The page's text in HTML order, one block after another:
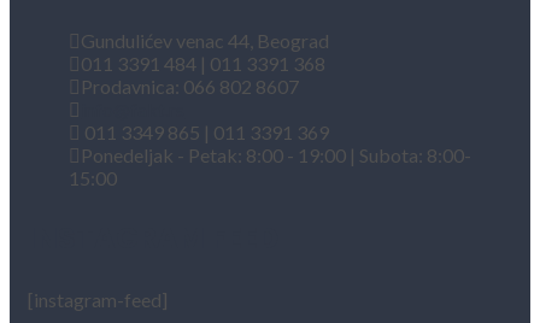
Gundulićev venac 44, Beograd
011 3391 484 | 011 3391 368
Prodavnica: 066 802 8607
011 3349 865 | 011 3391 369
Ponedeljak - Petak: 8:00 - 19:00 | Subota: 8:00-
15:00
[instagram-feed]